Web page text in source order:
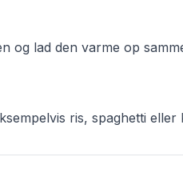
og lad den varme op
ris, spaghetti